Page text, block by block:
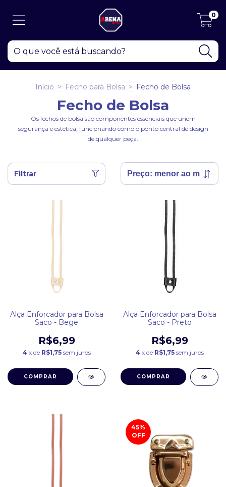
0
Início > Fecho para Bolsa > Fecho de Bolsa
Fecho de Bolsa
Os fechos de bolsa são componentes essenciais que unem
segurança e estética, funcionando como o ponto central de design
de qualquer peça.
Filtrar
Alça Enforcador para Bolsa
Saco - Bege
R$6,99
4 x de R$1,75 sem juros
COMPRAR
Alça Enforcador para Bolsa
Saco - Preto
R$6,99
4 x de R$1,75 sem juros
COMPRAR
45%
OFF